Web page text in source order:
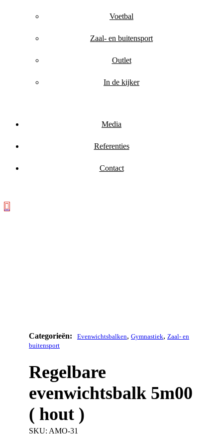
Voetbal
Zaal- en buitensport
Outlet
In de kijker
Media
Referenties
Contact
Evenwichtsbalken, Gymnastiek, Zaal- en
buitensport
Regelbare
evenwichtsbalk 5m00
( hout )
SKU: AMO-31